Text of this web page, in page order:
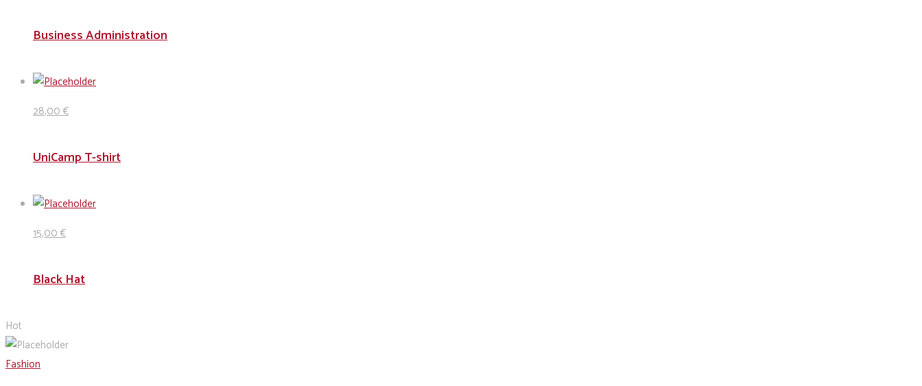
Business Administration
28,00€
UniCamp T-shirt
15,00€
Black Hat
Hot
Fashion